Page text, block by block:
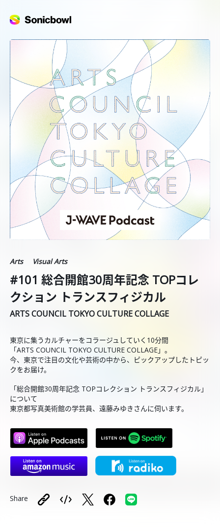
Arts Visual Arts
#101 総合開館30周年記念 TOPコレ
クション トランスフィジカル
ARTS COUNCIL TOKYO CULTURE COLLAGE
東京に集うカルチャーをコラージュしていく10分間
「ARTS COUNCIL TOKYO CULTURE COLLAGE」。
今、東京で注目の文化や芸術の中から、ピックアップしたトピッ
クをお届け。
「総合開館30周年記念 TOPコレクション トランスフィジカル」
について
東京都写真美術館の学芸員、遠藤みゆきさんに伺います。
Share